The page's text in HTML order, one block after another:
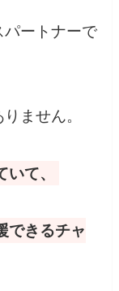
パートナーで
ません。
て、
できるチャ